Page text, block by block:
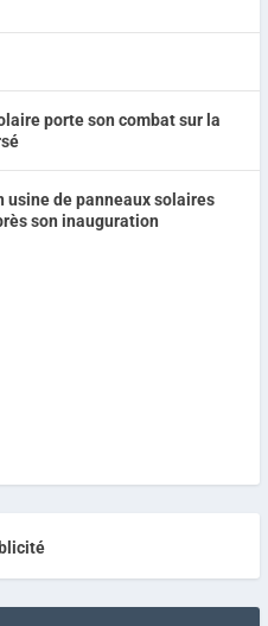
porte son combat sur la
usine de panneaux solaires
son inauguration